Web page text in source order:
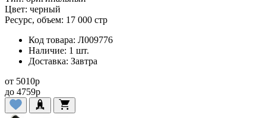
Цвет: черный
Ресурс, объем: 17 000 стр
Код товара: Л009776
Наличие: 1 шт.
Доставка: Завтра
от 5010p
до 4759p